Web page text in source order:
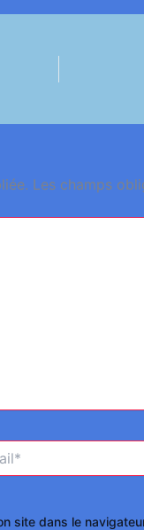
Les champs
site dans le